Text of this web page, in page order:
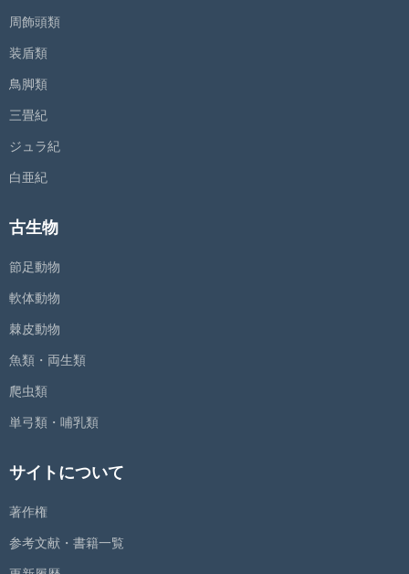
周飾頭類
装盾類
鳥脚類
三畳紀
ジュラ紀
白亜紀
古生物
節足動物
軟体動物
棘皮動物
魚類・両生類
爬虫類
単弓類・哺乳類
サイトについて
著作権
参考文献・書籍一覧